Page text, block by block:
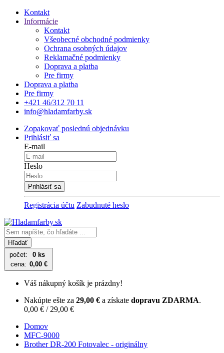
Kontakt
Informácie
Kontakt
Všeobecné obchodné podmienky
Ochrana osobných údajov
Reklamačné podmienky
Doprava a platba
Pre firmy
Doprava a platba
Pre firmy
+421 46/312 70 11
info@hladamfarby.sk
Zopakovať poslednú objednávku
Prihlásiť sa
E-mail
Heslo
Registrácia účtu Zabudnuté heslo
Hľadať
počet:
0 ks
cena: 0,00 €
Váš nákupný košík je prázdny!
Nakúpte ešte za 29,00 € a získate dopravu ZDARMA.
0,00 € / 29,00 €
Domov
MFC-9000
Brother DR-200 Fotovalec - originálny